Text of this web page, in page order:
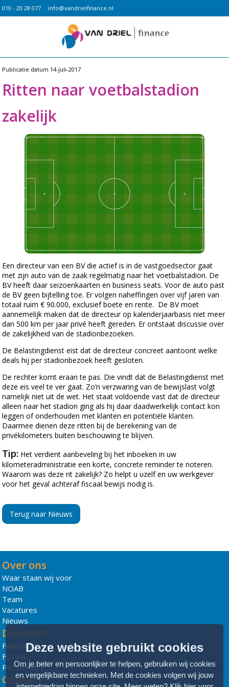
010 - 20 28 077 info@vandrielfinance.nl
Publicatie datum 14-juli-2017
Ritten naar voetbalstadion
zakelijk
Een directeur van een BV die actief is in de vastgoedsector gaat
met zijn auto van de zaak regelmatig naar het voetbalstadion. De
BV heeft daar seizoenkaarten en business seats. Voor de auto past
de BV geen bijtelling toe. Er volgen naheffingen over vijf jaren van
totaal ruim € 90.000, exclusief boete en rente. De BV moet
aannemelijk maken dat de directeur op kalenderjaarbasis niet meer
dan 500 km per jaar privé heeft gereden. Er ontstaat discussie over
de zakelijkheid van de stadionbezoeken.
De Belastingdienst eist dat de directeur concreet aantoont welke
deals hij per stadionbezoek heeft gesloten.
De rechter komt eraan te pas. Die vindt dat de Belastingdienst met
deze eis veel te ver gaat. Zo’n verzwaring van de bewijslast volgt
namelijk niet uit de wet. Het staat voldoende vast dat de directeur
alleen naar het stadion ging als hij daar daadwerkelijk contact kon
leggen of onderhouden met klanten en potentiële klanten.
Daarmee dienen deze ritten bij de berekening van de
privékilometers buiten beschouwing te blijven.
Tip: Het verdient aanbeveling bij het inboeken in uw
kilometeradministratie een korte, concrete reminder te noteren.
Waarom was deze rit zakelijk? Zo helpt u uzelf en uw werkgever
voor het geval achteraf fiscaal bewijs nodig is.
Terug naar Nieuws
Over ons
Waar staan wij voor
NOAB
Team
Vacatures
Nieuws
Diensten
Financieel
Fiscaal
Personeel
Contact
Deze website gebruikt cookies
Om je beter en persoonlijker te helpen, gebruiken wij cookies
en vergelijkbare technieken. Met de cookies volgen wij jouw